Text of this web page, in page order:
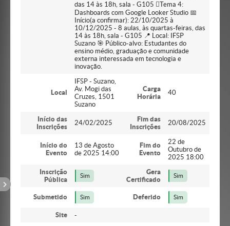
das 14 às 18h, sala - G105 Tema 4:
Dashboards com Google Looker Studio 📅
Início(a confirmar): 22/10/2025 à
10/12/2025 - 8 aulas, às quartas-feiras, das
14 às 18h, sala - G105 📍 Local: IFSP
Suzano 🎯 Público-alvo: Estudantes do
ensino médio, graduação e comunidade
externa interessada em tecnologia e
inovação.
Local
IFSP - Suzano,
Av. Mogi das
Cruzes, 1501
Suzano
Carga
Horária
40
Início das
Inscrições
24/02/2025
Fim das
Inscrições
20/08/2025
Início do
Evento
13 de Agosto
de 2025 14:00
Fim do
Evento
22 de
Outubro de
2025 18:00
Inscrição
Pública
Sim
Gera
Certificado
Sim
Submetido Sim Deferido Sim
Site -